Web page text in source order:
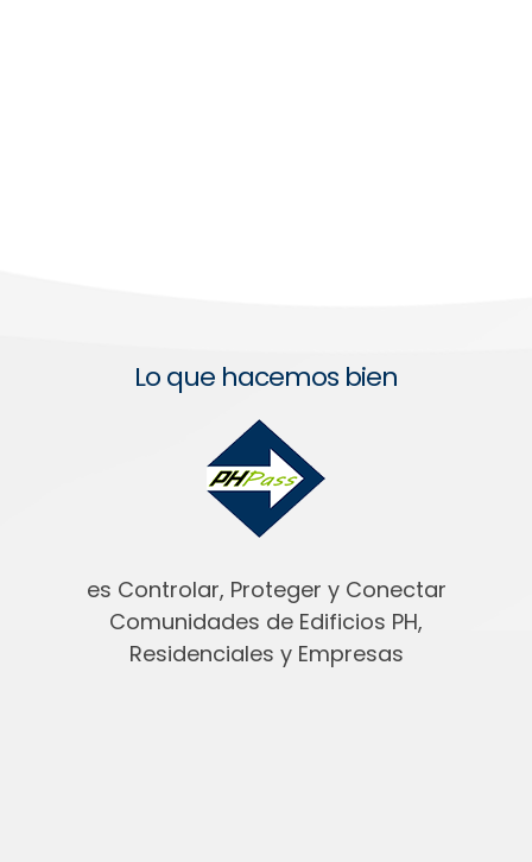
Lo que hacemos bien
es Controlar, Proteger y Conectar
Comunidades de Edificios PH,
Residenciales y Empresas